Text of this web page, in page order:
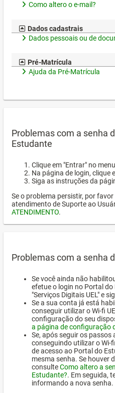
Como altero o e-mail?
Dados cadastrais
Dados pessoais ou de
Pré-Matrícula
Ajuda da Pré-Matrícula
Problemas com a senha
Estudante
Clique em "Entrar" no
Na página de login, clique
Siga as instruções da
Se o problema persistir, por
atendimento de Suporte ao
ATENDIMENTO.
Problemas com a senha
Se você ainda não
efetue o login no Portal
"Serviços Digitais UEL" e
Se a sua conta já está
conseguir utilizar o Wi-fi
configuração do seu
a página de configuração
Se, após seguir os
conseguindo utilizar o Wi-
de acesso ao Portal do
mesma senha. Se houver
consulteComo altero a
Estudante?. Em seguida,
informando a nova senha.